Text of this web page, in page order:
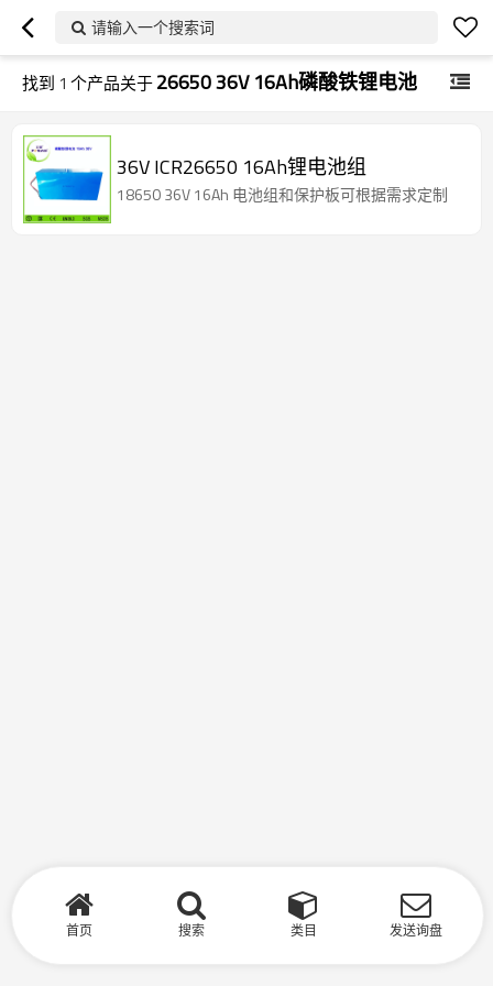
请输入一个搜索词
找到 1 个产品关于26650 36V 16Ah磷酸铁锂电池
36V ICR26650 16Ah锂电池组
18650 36V 16Ah 电池组和保护板可根据需求定制
首页 搜索 类目 发送询盘